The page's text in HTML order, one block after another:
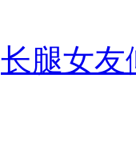
长腿女友